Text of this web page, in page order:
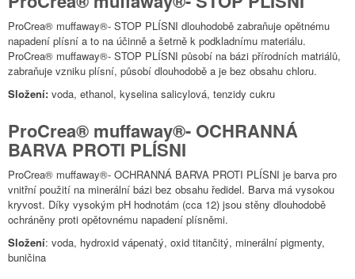
ProCrea® muffaway®- STOP PLÍSNI dlouhodobě zabraňuje opětnému
napadení plísní a to na účinně a šetrně k podkladnímu materiálu.
ProCrea® muffaway®- STOP PLÍSNI působí na bázi přírodních matriálů,
zabraňuje vzniku plísní, působí dlouhodobě a je bez obsahu chloru.
Složení: voda, ethanol, kyselina salicylová, tenzidy cukru
ProCrea® muffaway®- OCHRANNÁ
BARVA PROTI PLÍSNI
ProCrea® muffaway®- OCHRANNÁ BARVA PROTI PLÍSNI je barva pro
vnitřní použití na minerální bázi bez obsahu ředidel. Barva má vysokou
kryvost. Díky vysokým pH hodnotám (cca 12) jsou stěny dlouhodobě
ochráněny proti opětovnému napadení plísněmi.
Složení: voda, hydroxid vápenatý, oxid titančitý, minerální pigmenty,
buničina